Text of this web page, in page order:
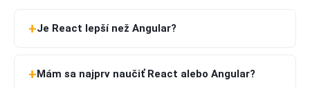
Je React lepší než Angular?
Mám sa najprv naučiť React alebo Angular?